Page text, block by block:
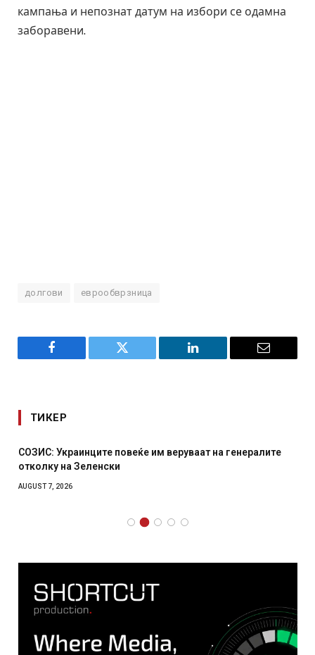
кампања и непознат датум на избори се одамна
заборавени.
долгови еврообврзница
Facebook Twitter LinkedIn Email
ТИКЕР
СОЗИС: Украинците повеќе им веруваат на генералите
отколку на Зеленски
AUGUST 7, 2026